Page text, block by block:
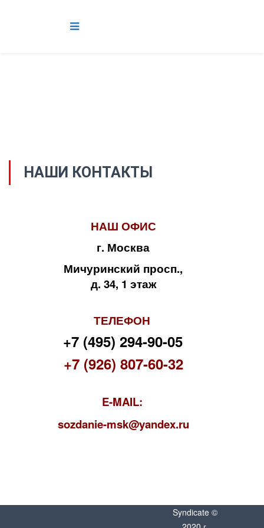
НАШИ КОНТАКТЫ
НАШ ОФИС
г. Москва
Мичуринский просп.,
д. 34, 1 этаж
ТЕЛЕФОН
+7 (495) 294-90-05
+7 (926) 807-60-32
E-MAIL:
sozdanie-msk@yandex.ru
Syndicate ©